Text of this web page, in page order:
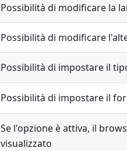
Possibilità di modificare la
Possibilità di modificare
Possibilità di impostare il
Possibilità di impostare il
Se l'opzione è attiva, il
visualizzato